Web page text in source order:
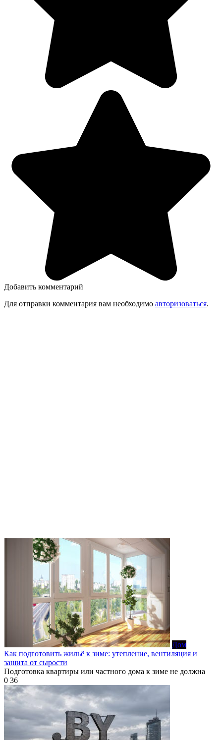
Добавить комментарий
Для отправки комментария вам необходимо авторизоваться.
Дом
Как подготовить жильё к зиме: утепление, вентиляция и
защита от сырости
Подготовка квартиры или частного дома к зиме не должна
0 36